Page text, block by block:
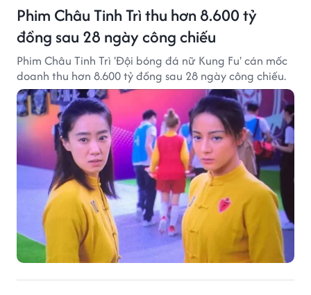
Phim Châu Tinh Trì thu hơn 8.600 tỷ
đồng sau 28 ngày công chiếu
Phim Châu Tinh Trì 'Đội bóng đá nữ Kung Fu' cán mốc
doanh thu hơn 8.600 tỷ đồng sau 28 ngày công chiếu.